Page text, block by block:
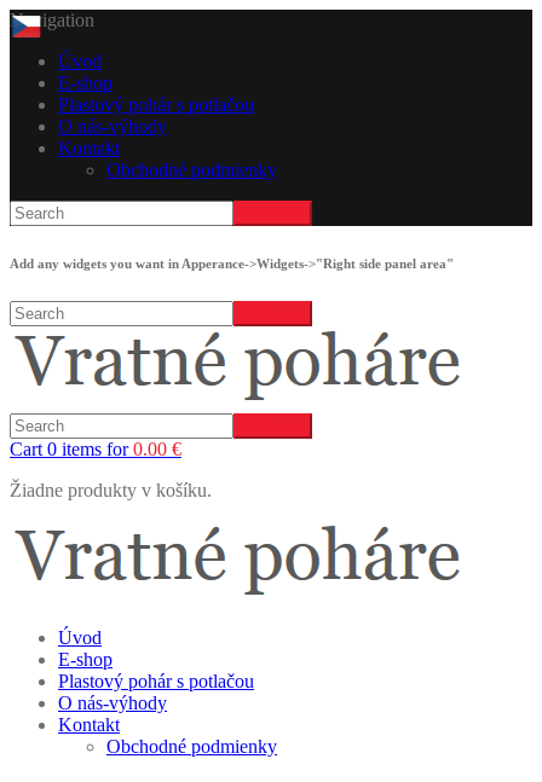
Navigation
Úvod
E-shop
Plastový pohár s potlačou
O nás-výhody
Kontakt
Obchodné podmienky
Add any widgets you want in Apperance->Widgets->"Right side panel area"
Cart 0 items for0.00 €
Žiadne produkty v košíku.
Úvod
E-shop
Plastový pohár s potlačou
O nás-výhody
Kontakt
Obchodné podmienky